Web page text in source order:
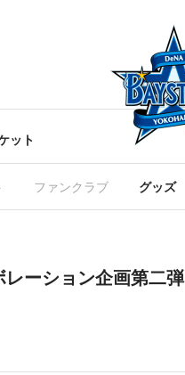
ット
ファンクラブ グッズ
ーション企画第二弾